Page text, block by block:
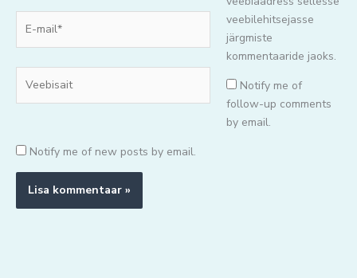
mail*
veebilehitsejasse
järgmiste
kommentaaride jaoks.
Notify me of
follow-up comments
by email.
Notify me of new posts by email.